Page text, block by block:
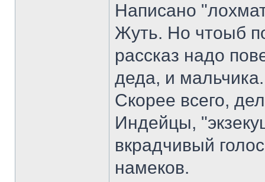
Написано
Жуть. Но чтоыб
рассказ надо
деда, и
Скорее всего,
Индейцы,
вкрадчивый
намеков.